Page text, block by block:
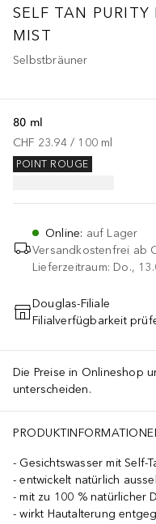
SELF TAN PURITY
MIST
Selbstbräuner
80 ml
CHF 23.94 / 100 ml
POINT ROUGE
Online: auf Lager
Versandkostenfrei ab
Lieferzeitraum: Do.,
IN
Douglas-Filiale
Filialverfügbarkeit
Die Preise in Onlineshop
unterscheiden.
Gesichtswasser mit Self-
entwickelt natürlich
mit zu 100 % natürlicher
wirkt Hautalterung